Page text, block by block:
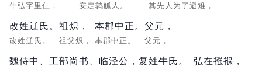
牛弘字里仁， 安定鹑觚人。 其先人为了避难，
改姓辽氏。
改姓辽氏。
祖炽，
祖父炽，
本郡中正。
本郡中正。
父元，
父元，
魏侍中、工部尚书、临泾公， 复姓牛氏。 弘在襁褓，